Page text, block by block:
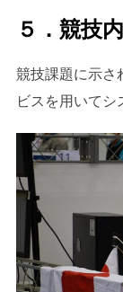
５．競技
競技課題に示さ
ビスを用いてシ